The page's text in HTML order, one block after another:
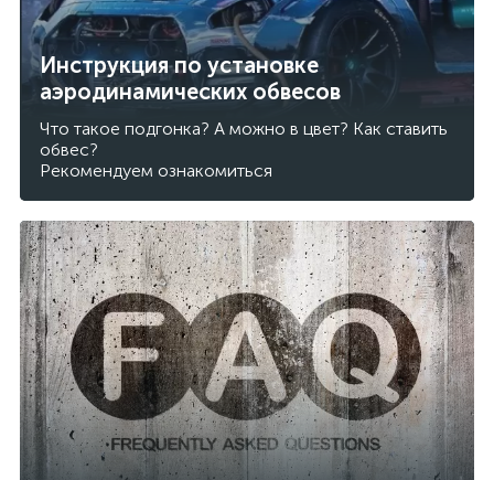
Инструкция по установке
аэродинамических обвесов
Что такое подгонка? А можно в цвет? Как ставить
обвес?
Рекомендуем ознакомиться